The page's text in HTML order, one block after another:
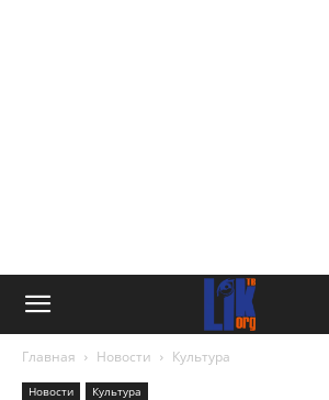
Главная Новости Культура
Новости Культура